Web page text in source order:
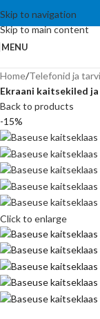
Skip to navigation
Skip to main content
Tähelepanu!
kataloogirežiimis.
toodete ja hindadega.
MENU
Home Telefonid ja
Ekraani kaitsekiled ja
Back to products
-15%
Click to enlarge